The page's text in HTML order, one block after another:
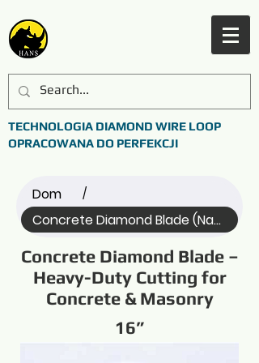
TECHNOLOGIA DIAMOND WIRE LOOP
OPRACOWANA DO PERFEKCJI
Dom /
Concrete Diamond Blade (Name)
Concrete Diamond Blade –
Heavy-Duty Cutting for
Concrete & Masonry
16”